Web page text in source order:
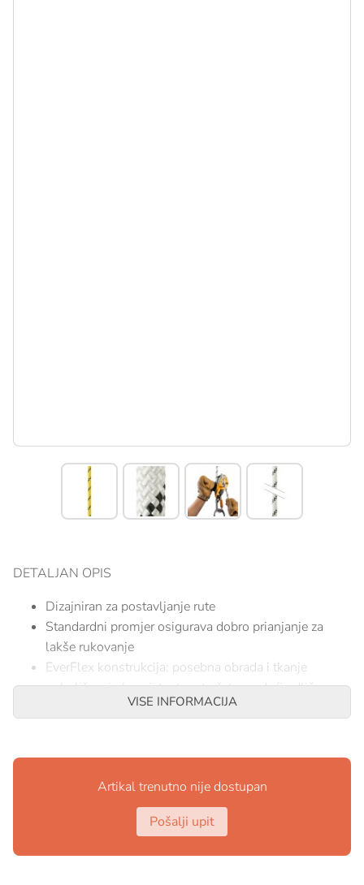
DETALJAN OPIS
Dizajniran za postavljanje rute
Standardni promjer osigurava dobro prianjanje za
lakše rukovanje
EverFlex konstrukcija: posebna obrada i tkanje
poboljšavaju konzistentnost užeta, nudeći odlično
prianjanje i dosljedno rukovanje tokom vremena
SPECIFIKACIJE:
Prečnik: 11 mm
Materijal(i): poliester, najlon
Certifikati: CE EN 1891 tip A, UKCA, EAC, NFPA
2500 Tehnička upotreba, XF 494
VISE INFORMACIJA
Artikal trenutno nije dostupan
Pošalji upit